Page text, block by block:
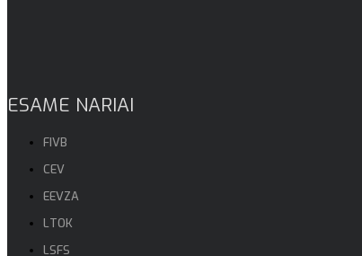
ESAME NARIAI
FIVB
CEV
EEVZA
LTOK
LSFS